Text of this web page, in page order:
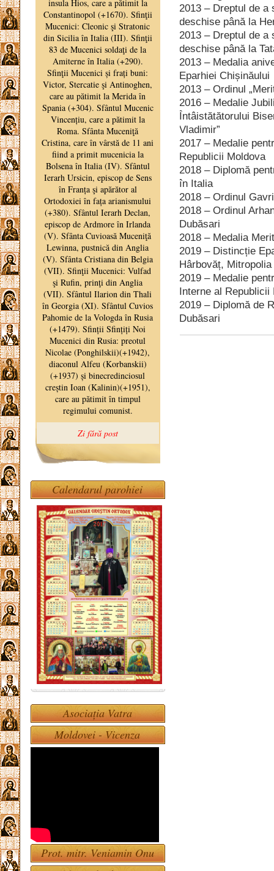
2013 – Dreptul de
deschise până la
2013 – Dreptul de
deschise până la
2013 – Medalia
Eparhiei Chișinăului
2013 – Ordinul
2016 – Medalie
Întâistătătorului
Vladimir”
2017 – Medalie
Republicii Moldova
2018 – Diplomă
în Italia
2018 – Ordinul
2018 – Ordinul
Dubăsari
2018 – Medalia
2019 – Distincție
Hârbovăț,
2019 – Medalie
Interne al Republicii
2019 – Diplomă de
Dubăsari
Calendarul parohiei
Asociația Vatra
Moldovei - Vicenza
Prot. mitr. Veniamin Onu